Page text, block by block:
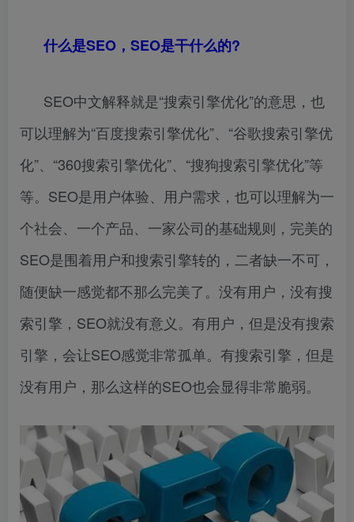
什么是SEO，SEO是干什么的?
SEO中文解释就是“搜索引擎优化”的意思，也
可以理解为“百度搜索引擎优化”、“谷歌搜索引擎优
化”、“360搜索引擎优化”、“搜狗搜索引擎优化”等
等。SEO是用户体验、用户需求，也可以理解为一
个社会、一个产品、一家公司的基础规则，完美的
SEO是围着用户和搜索引擎转的，二者缺一不可，
随便缺一感觉都不那么完美了。没有用户，没有搜
索引擎，SEO就没有意义。有用户，但是没有搜索
引擎，会让SEO感觉非常孤单。有搜索引擎，但是
没有用户，那么这样的SEO也会显得非常脆弱。